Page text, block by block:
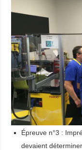
Épreuve n°3 :
devaient